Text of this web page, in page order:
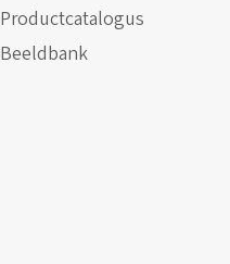
Productcatalogus
Beeldbank